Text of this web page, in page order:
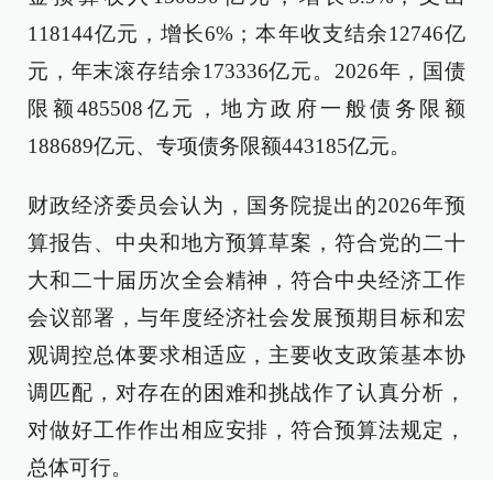
118144亿元，增长6%；本年收支结余12746亿
元，年末滚存结余173336亿元。2026年，国债
限额485508亿元，地方政府一般债务限额
188689亿元、专项债务限额443185亿元。
财政经济委员会认为，国务院提出的2026年预
算报告、中央和地方预算草案，符合党的二十
大和二十届历次全会精神，符合中央经济工作
会议部署，与年度经济社会发展预期目标和宏
观调控总体要求相适应，主要收支政策基本协
调匹配，对存在的困难和挑战作了认真分析，
对做好工作作出相应安排，符合预算法规定，
总体可行。